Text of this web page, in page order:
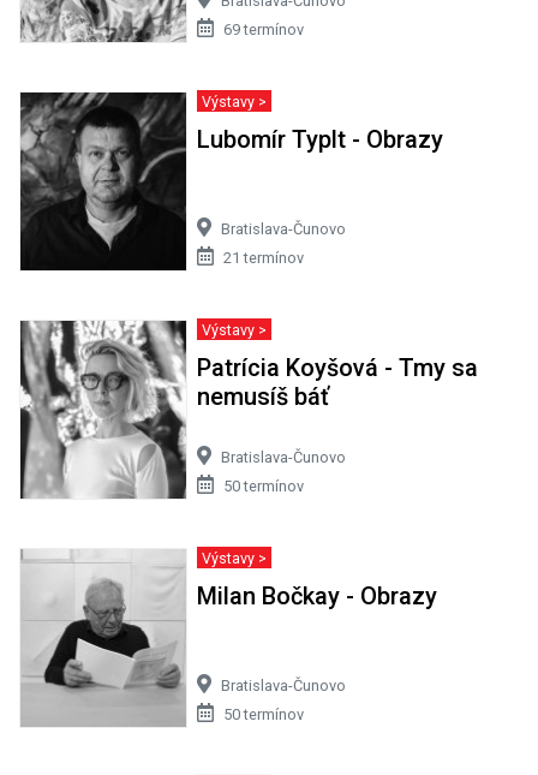
69 termínov
Výstavy >
Lubomír Typlt - Obrazy
Bratislava-Čunovo
21 termínov
Výstavy >
Patrícia Koyšová - Tmy sa
nemusíš báť
Bratislava-Čunovo
50 termínov
Výstavy >
Milan Bočkay - Obrazy
Bratislava-Čunovo
50 termínov